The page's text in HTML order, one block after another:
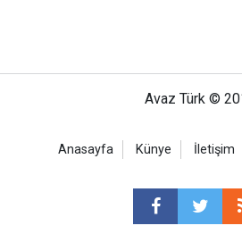
Avaz Türk ©
Anasayfa Künye İletişim